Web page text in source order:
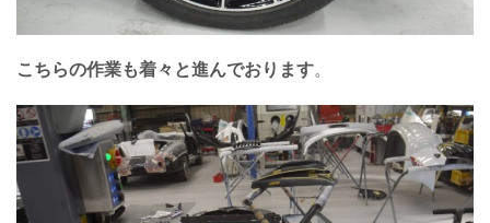
こちらの作業も着々と進んでおります。